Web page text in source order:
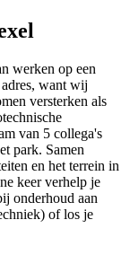
werken op een
want wij
versterken als
van 5 collega's
park. Samen
en het terrein in
keer verhelp je
onderhoud aan
of los je